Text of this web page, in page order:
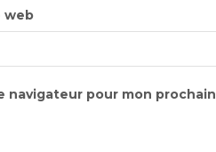
web
navigateur pour mon prochain